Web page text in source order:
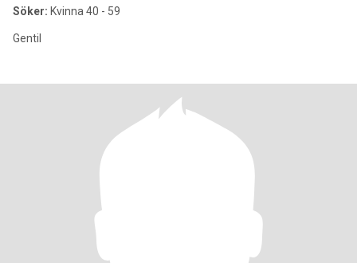
Söker: Kvinna 40 - 59
Gentil